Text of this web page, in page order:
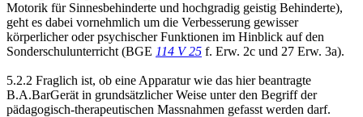
Motorik für Sinnesbehinderte und hochgradig geistig Behinderte),
geht es dabei vornehmlich um die Verbesserung gewisser
körperlicher oder psychischer Funktionen im Hinblick auf den
Sonderschulunterricht (BGE 114 V 25 f. Erw. 2c und 27 Erw. 3a).
5.2.2 Fraglich ist, ob eine Apparatur wie das hier beantragte
B.A.BarGerät in grundsätzlicher Weise unter den Begriff der
pädagogisch-therapeutischen Massnahmen gefasst werden darf.